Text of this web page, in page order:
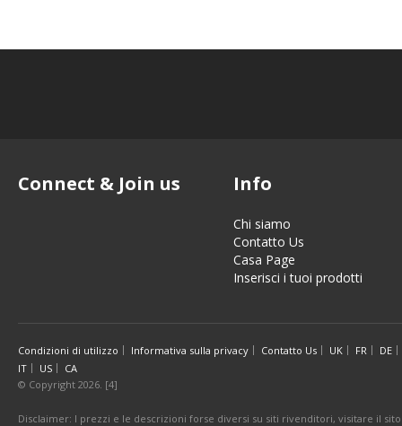
Connect & Join us Info
Chi siamo
Contatto Us
Casa Page
Inserisci i tuoi prodotti
Condizioni di utilizzo Informativa sulla privacy Contatto Us UK FR
DE
IT
US
CA
© Copyright 2026. [4]
Disclaimer: I prezzi e le descrizioni forse diversi su siti rivenditori, visitare il